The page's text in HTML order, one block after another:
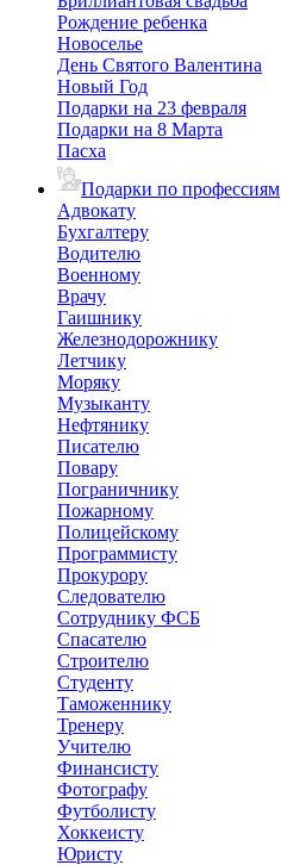
Рождение ребенка
Новоселье
День Святого Валентина
Новый Год
Подарки на 23 февраля
Подарки на 8 Марта
Пасха
Подарки по профессиям
Адвокату
Бухгалтеру
Водителю
Военному
Врачу
Гаишнику
Железнодорожнику
Летчику
Моряку
Музыканту
Нефтянику
Писателю
Повару
Пограничнику
Пожарному
Полицейскому
Программисту
Прокурору
Следователю
Сотруднику ФСБ
Спасателю
Строителю
Студенту
Таможеннику
Тренеру
Учителю
Финансисту
Фотографу
Футболисту
Хоккеисту
Юристу